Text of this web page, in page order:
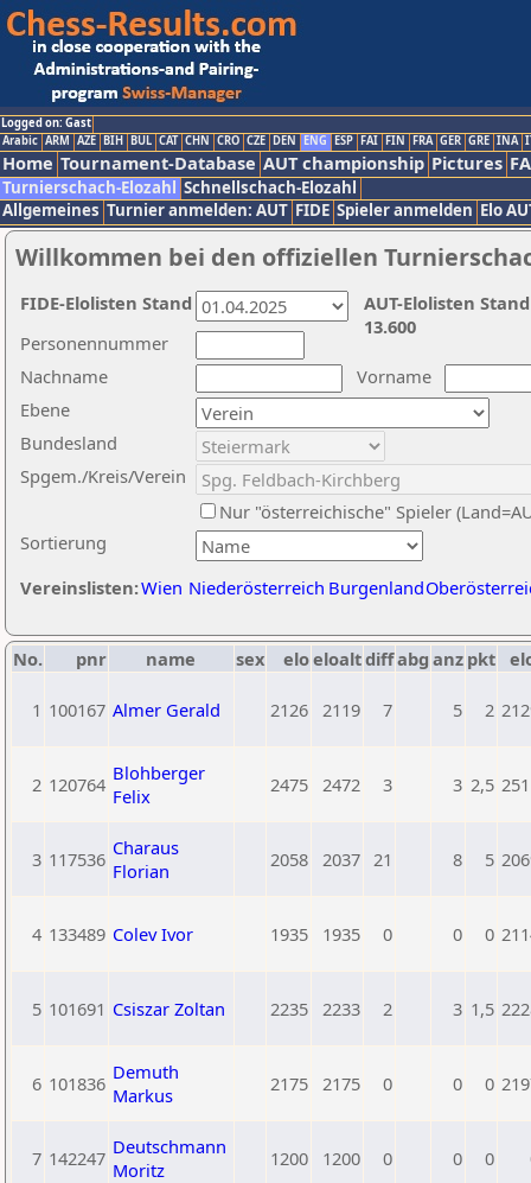
Logged on: Gast
Arabic ARM AZE BIH BUL CAT CHN CRO CZE DEN ENG ESP FAI FIN FRA GER GRE INA
Home Tournament-Database AUT championship Pictures
Turnierschach-Elozahl Schnellschach-Elozahl
Allgemeines Turnier anmelden: AUT FIDE Spieler anmelden Elo
Willkommen bei den offiziellen
Nachname
Vorname
Ebene
Sortierung
Personennummer
Bundesland
Spgem./Kreis/Verein
Nur "österreichische" Spieler
Vereinslisten:Wien Niederösterreich Burgenland
AUT-Elolisten
13.600
FIDE-Elolisten Stand
No. pnr name sex eloeloaltdiffabg anz pkt
1 100167 Almer Gerald 2126 2119 7 5 2
2 120764 Blohberger
Felix
2475 2472 3 3 2,5
3 117536 Charaus
Florian
2058 2037 21 8 5
4 133489 Colev Ivor 1935 1935 0 0 0
5 101691 Csiszar Zoltan 2235 2233 2 3 1,5
6 101836 Demuth
Markus
2175 2175 0 0 0
7 142247 Deutschmann
Moritz
1200 1200 0 0 0